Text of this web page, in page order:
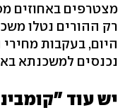
מצטרפים באחוזים
רק ההורים נטלו
היום, בעקבות מחירי
נכנסים למשכנתא
יש עוד